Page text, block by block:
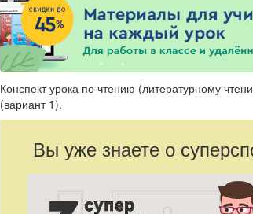
Конспект урока по чтению (литературному
(вариант 1).
Вы уже знаете о